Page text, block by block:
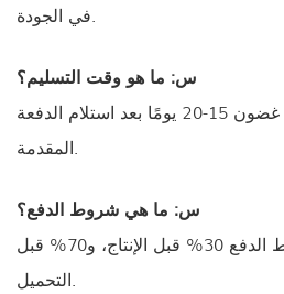
في الجودة.
س: ما هو وقت التسليم؟
أ: يكون وقت التسليم في غضون 15-20 يومًا بعد استلام الدفعة
المقدمة.
س: ما هي شروط الدفع؟
أ: عادةً، يكون شرط الدفع 30% قبل الإنتاج، و70% قبل
التحميل.